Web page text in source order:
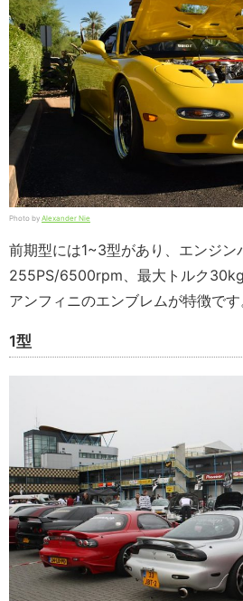
Photo by Alexander Nie
前期型には1~3型があり、エンジン
255PS/6500rpm、最大トルク
アンフィニのエンブレムが特徴です
1型